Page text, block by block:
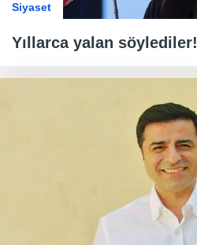
Siyaset
Yıllarca yalan söylediler!